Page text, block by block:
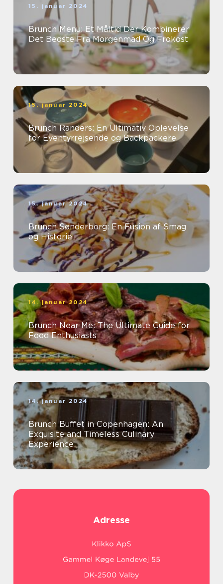
15. januar 2024
Brunch Menu: Et Måltid Der Kombinerer
Det Bedste Fra Morgenmad Og Frokost
15. januar 2024
Brunch Randers: En Ultimativ Oplevelse
for Eventyrrejsende og Backpackere
15. januar 2024
Brunch Sønderborg: En Fusion af Smag
og Historie
14. januar 2024
Brunch Near Me: The Ultimate Guide for
Food Enthusiasts
14. januar 2024
Brunch Buffet in Copenhagen: An
Exquisite and Timeless Culinary
Experience
Adresse